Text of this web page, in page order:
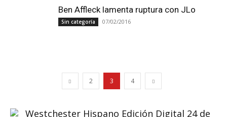
Ben Affleck lamenta ruptura con JLo
Sin categoría 07/02/2016
2 3 4